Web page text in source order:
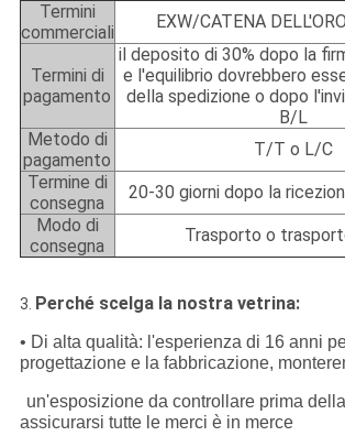
Termini
commerciali
EXW/CATENA
Termini di
pagamento
il deposito di 30% dopo la
e l'equilibrio dovrebbero
della spedizione o dopo
B/L
Metodo di
pagamento
T/T o L/C
Termine di
consegna
20-30 giorni dopo la
Modo di
consegna
Trasporto o
3. Perché scelga la nostra vetrina:
• Di alta qualità: l'esperienza di 16 anni
progettazione e la fabbricazione,
un'esposizione da controllare prima
assicurarsi tutte le merci è in merce